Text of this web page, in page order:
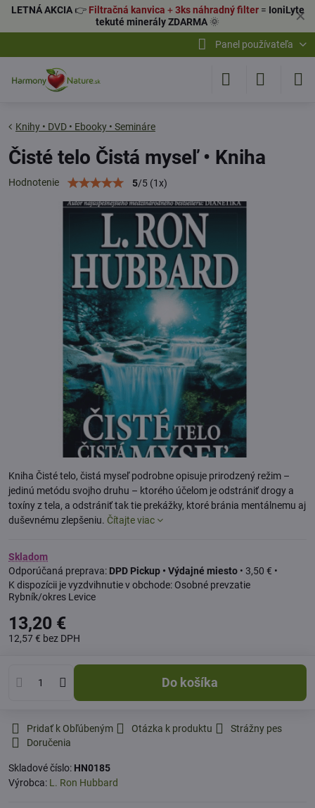
✕
LETNÁ AKCIA👉 Filtračná kanvica +3ks náhradný filter= IoniLyte
tekuté minerály ZDARMA 🌞
Panel používateľa
Knihy • DVD • Ebooky • Semináre
Čisté telo Čistá myseľ • Kniha
Hodnotenie 5/5 (1x)
Kniha Čisté telo, čistá myseľ podrobne opisuje prirodzený režim –
jedinú metódu svojho druhu – ktorého účelom je odstrániť drogy a
toxíny z tela, a odstrániť tak tie prekážky, ktoré bránia mentálnemu aj
duševnému zlepšeniu. Čítajte viac
Skladom
DPD Pickup • Výdajné miesto • 3,50 € •
Osobné prevzatie
Rybník/okres Levice
13,20 €
12,57 € bez DPH
Do košíka
Pridať k Obľúbeným Otázka k produktu
Strážny pes
Doručenia
Skladové číslo: HN0185
Výrobca: L. Ron Hubbard